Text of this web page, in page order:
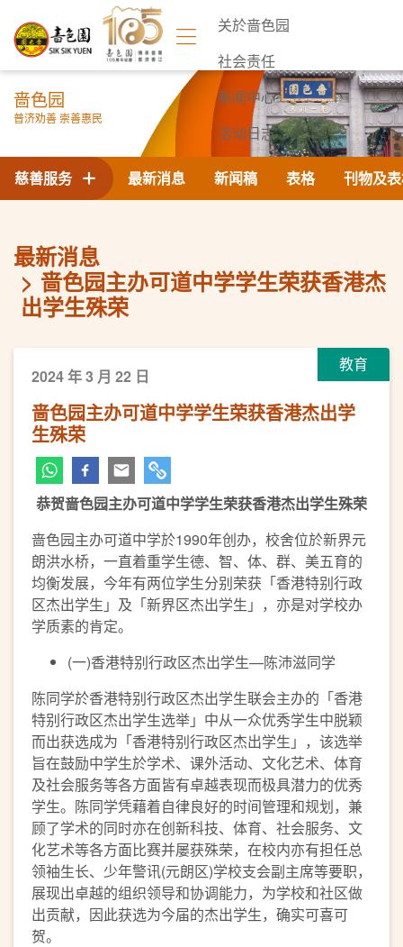
关於啬色园
社会责任
新闻中心
活动日志
联络我们
啬色园
普济劝善 崇善惠民
最新消息 新闻稿 表格 刊物及
慈善服务
最新消息
啬色园主办可道中学学生荣获香港杰
出学生殊荣
教育
2024 年 3 月 22 日
啬色园主办可道中学学生荣获香港杰出学
生殊荣
恭贺啬色园主办可道中学学生荣获香港杰出学生殊荣
啬色园主办可道中学於1990年创办，校舍位於新界元
朗洪水桥，一直着重学生德、智、体、群、美五育的
均衡发展，今年有两位学生分别荣获「香港特别行政
区杰出学生」及「新界区杰出学生」，亦是对学校办
学质素的肯定。
(一)香港特别行政区杰出学生—陈沛滋同学
陈同学於香港特别行政区杰出学生联会主办的「香港
特别行政区杰出学生选举」中从一众优秀学生中脱颖
而出获选成为「香港特别行政区杰出学生」，该选举
旨在鼓励中学生於学术、课外活动、文化艺术、体育
及社会服务等各方面皆有卓越表现而极具潜力的优秀
学生。陈同学凭藉着自律良好的时间管理和规划，兼
顾了学术的同时亦在创新科技、体育、社会服务、文
化艺术等各方面比赛并屡获殊荣，在校内亦有担任总
领袖生长、少年警讯(元朗区)学校支会副主席等要职，
展现出卓越的组织领导和协调能力，为学校和社区做
出贡献，因此获选为今届的杰出学生，确实可喜可
贺。